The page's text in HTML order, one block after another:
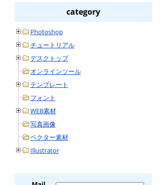
category
Photoshop
チュートリアル
デスクトップ
オンラインツール
テンプレート
フォント
WEB素材
写真画像
ベクター素材
Illustrator